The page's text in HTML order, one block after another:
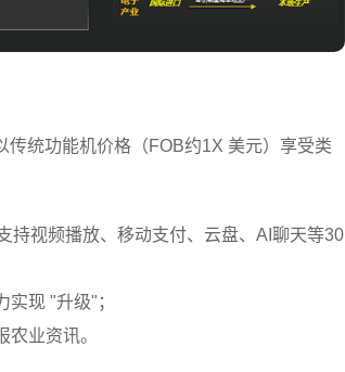
统功能机价格（FOB约1X 美元）享受类
持视频播放、移动支付、云盘、AI聊天等30
现 "升级"；
业资讯。